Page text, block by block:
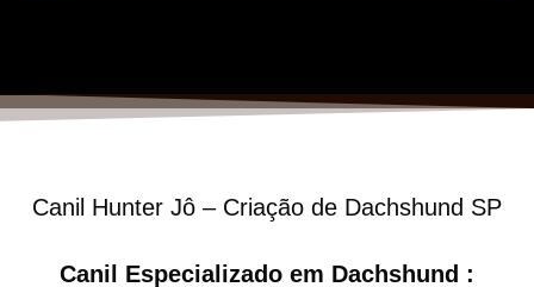
Canil Hunter Jô – Criação de Dachshund SP
Canil Especializado em Dachshund :